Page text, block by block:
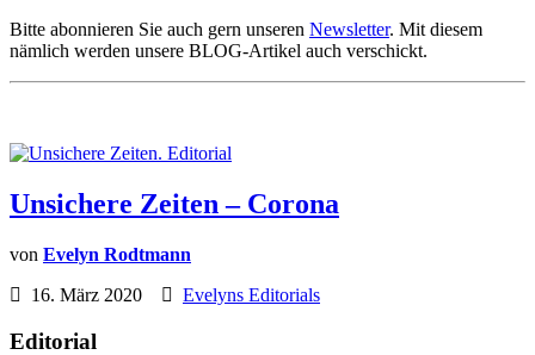
Bitte abonnieren Sie auch gern unseren Newsletter. Mit diesem
nämlich werden unsere BLOG-Artikel auch verschickt.
Unsichere Zeiten – Corona
von Evelyn Rodtmann
16. März 2020
Evelyns Editorials
Editorial